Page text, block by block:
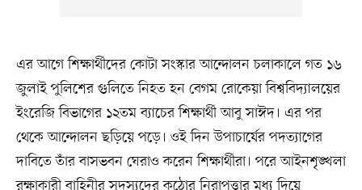
এর আগে শিক্ষার্থীদের কোটা সংস্কার আন্দোলন চলাকালে গত ১৬
জুলাই পুলিশের গুলিতে নিহত হন বেগম রোকেয়া বিশ্ববিদ্যালয়ের
ইংরেজি বিভাগের ১২তম ব্যাচের শিক্ষার্থী আবু সাঈদ। এর পর
থেকে আন্দোলন ছড়িয়ে পড়ে। ওই দিন উপাচার্যের পদত্যাগের
দাবিতে তাঁর বাসভবন ঘেরাও করেন শিক্ষার্থীরা। পরে আইনশৃঙ্খলা